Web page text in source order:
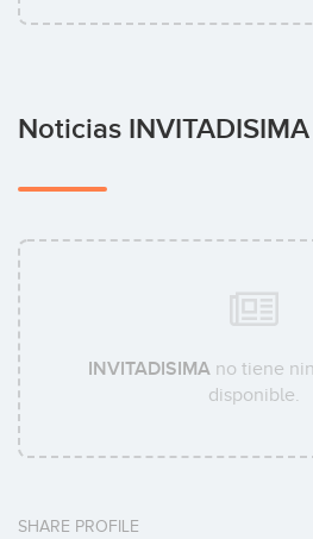
Noticias INVITADISIMA
INVITADISIMA no tiene
disponible.
SHARE PROFILE